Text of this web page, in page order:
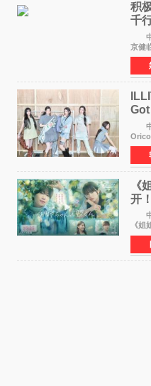
积
千
京
中
京健
奖
以重
工智
身
中国
ILLIT
期周
《
开
12
中国
《
担
苗翠